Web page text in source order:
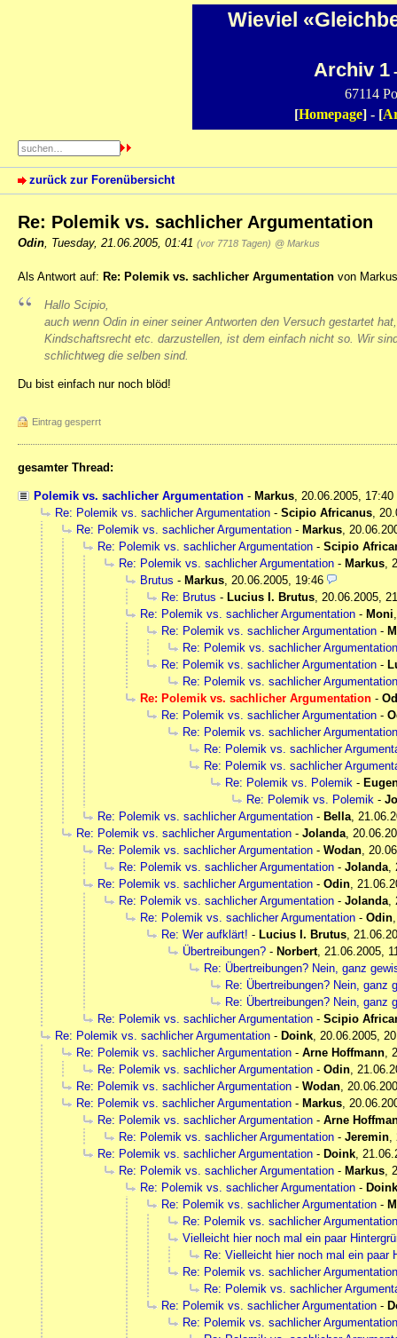
Wieviel
Archiv 1
67114
[Homepage] - [
zurück zur Forenübersicht
Re: Polemik vs. sachlicher Argumentation
Odin Tuesday, 21.06.2005, 01:41 (vor 7718 Tagen) @ Markus
Als Antwort auf: Re: Polemik vs. sachlicher Argumentation von
Hallo Scipio,
auch wenn Odin in einer seiner Antworten den Versuch gestartet
Kindschaftsrecht etc. darzustellen, ist dem einfach nicht so. Wir
schlichtweg die selben sind.
Du bist einfach nur noch blöd!
Eintrag gesperrt
gesamter Thread:
Polemik vs. sachlicher Argumentation - Markus, 20.06.2005, 17:40
Re: Polemik vs. sachlicher Argumentation - Scipio Africanus,
Re: Polemik vs. sachlicher Argumentation - Markus,
Re: Polemik vs. sachlicher Argumentation - Scipio
Re: Polemik vs. sachlicher Argumentation - Markus,
Brutus - Markus, 20.06.2005, 19:46
Re: Brutus - Lucius I. Brutus, 20.06.2005,
Re: Polemik vs. sachlicher Argumentation - Moni
Re: Polemik vs. sachlicher Argumentation -
Re: Polemik vs. sachlicher Argumentation
Re: Polemik vs. sachlicher Argumentation -
Re: Polemik vs. sachlicher Argumentation
Re: Polemik vs. sachlicher Argumentation -
Re: Polemik vs. sachlicher Argumentation -
Re: Polemik vs. sachlicher Argumentation
Re: Polemik vs. sachlicher
Re: Polemik vs. sachlicher
Re: Polemik vs. Polemik -
Re: Polemik vs. Polemik -
Re: Polemik vs. sachlicher Argumentation - Bella,
Re: Polemik vs. sachlicher Argumentation - Jolanda,
Re: Polemik vs. sachlicher Argumentation - Wodan,
Re: Polemik vs. sachlicher Argumentation - Jolanda,
Re: Polemik vs. sachlicher Argumentation - Odin,
Re: Polemik vs. sachlicher Argumentation - Jolanda,
Re: Polemik vs. sachlicher Argumentation - Odin
Re: Wer aufklärt! - Lucius I. Brutus,
Übertreibungen? - Norbert, 21.06.2005,
Re: Übertreibungen? Nein, ganz
Re: Übertreibungen? Nein, ganz
Re: Übertreibungen? Nein, ganz
Re: Polemik vs. sachlicher Argumentation - Scipio
Re: Polemik vs. sachlicher Argumentation - Doink, 20.06.2005,
Re: Polemik vs. sachlicher Argumentation - Arne Hoffmann,
Re: Polemik vs. sachlicher Argumentation - Odin,
Re: Polemik vs. sachlicher Argumentation - Wodan,
Re: Polemik vs. sachlicher Argumentation - Markus,
Re: Polemik vs. sachlicher Argumentation - Arne
Re: Polemik vs. sachlicher Argumentation - Jeremin,
Re: Polemik vs. sachlicher Argumentation - Doink,
Re: Polemik vs. sachlicher Argumentation - Markus,
Re: Polemik vs. sachlicher Argumentation - Doink
Re: Polemik vs. sachlicher Argumentation -
Re: Polemik vs. sachlicher Argumentation
Vielleicht hier noch mal ein paar
Re: Vielleicht hier noch mal ein paar
Re: Polemik vs. sachlicher Argumentation
Re: Polemik vs. sachlicher
Re: Polemik vs. sachlicher Argumentation -
Re: Polemik vs. sachlicher Argumentation